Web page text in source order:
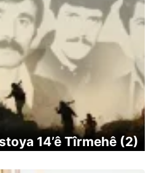
14’ê Tîrmehê (2)